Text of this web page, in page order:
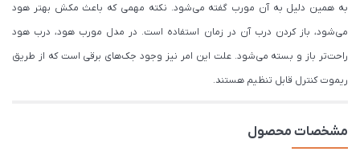
به همین دلیل به آن مورب گفته می‌شود. نکته مهمی که باعث مکش بهتر هود
می‌شود، باز کردن درب آن در زمان استفاده است. در مدل مورب هود، درب هود
راحت‌تر باز و بسته می‌شود. علت این امر نیز وجود جک‌های برقی است که از طریق
ریموت کنترل قابل تنظیم هستند.
مشخصات محصول